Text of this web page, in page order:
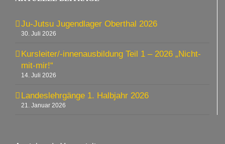
Ju-Jutsu Jugendlager Oberthal 2026
30. Juli 2026
Kursleiter/-innenausbildung Teil 1 – 2026 „Nicht-
mit-mir!“
14. Juli 2026
Landeslehrgänge 1. Halbjahr 2026
21. Januar 2026